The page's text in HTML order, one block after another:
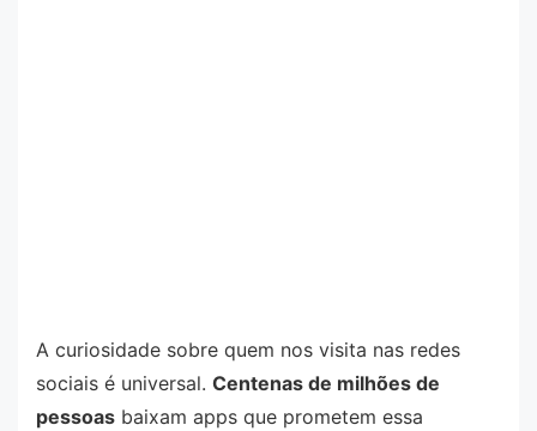
A curiosidade sobre quem nos visita nas redes
sociais é universal. Centenas de milhões de
pessoas baixam apps que prometem essa